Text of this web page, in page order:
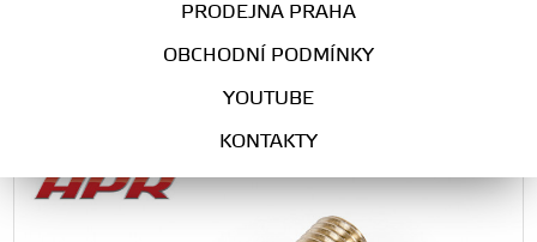
PRODEJNA PRAHA
OBCHODNÍ PODMÍNKY
YOUTUBE
KONTAKTY
VW
APR 155b odpouštěcí ventil tlaku paliva 2,0 TFSI EA113